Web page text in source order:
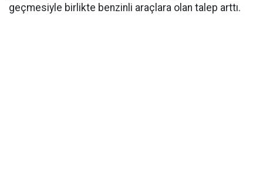
geçmesiyle birlikte benzinli araçlara olan talep arttı.